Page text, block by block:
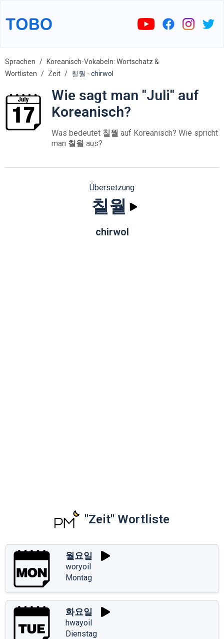
Sprachen
Koreanisch-Vokabeln: Wortschatz &
Wortlisten
Zeit 칠월 - chirwol
Wie sagt man "Juli" auf
Koreanisch?
Was bedeutet 칠월 auf Koreanisch? Wie spricht
man 칠월 aus?
Übersetzung
칠월
chirwol
"Zeit" Wortliste
월요일
woryoil
Montag
화요일
hwayoil
Dienstag